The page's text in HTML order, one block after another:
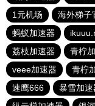
1元机场
海外梯子
蚂蚁加速器
荔枝加速器
青柠
veee加速器
青柠
速鹰666
暴雪加速